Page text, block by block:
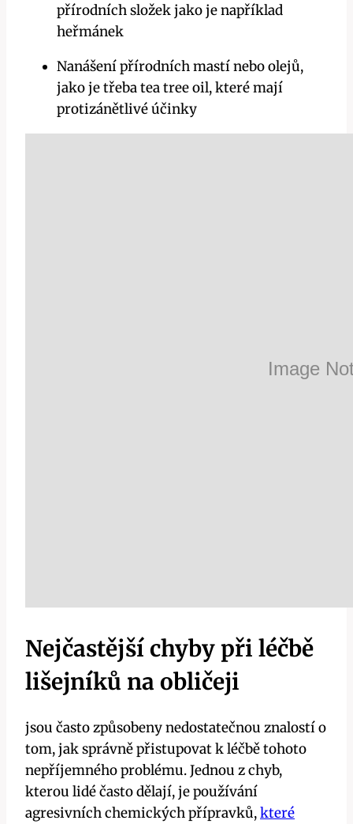
⁣přírodních složek jako je například ​
heřmánek
Nanášení⁢ přírodních mastí nebo olejů,​
jako je třeba tea tree oil, které mají
protizánětlivé účinky
Nejčastější chyby při léčbě
lišejníků na obličeji
jsou často ⁤způsobeny nedostatečnou‌ znalostí o
tom, jak⁣ správně přistupovat ‍k ‍léčbě tohoto
nepříjemného problému. Jednou z chyb,
kterou⁢ lidé⁣ často dělají, je používání
agresivních ​chemických přípravků,​které